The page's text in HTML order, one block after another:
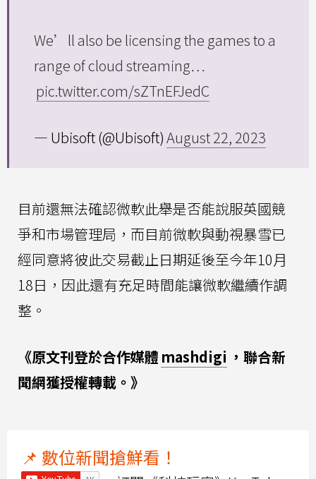
We’ll also be licensing the games to a
range of cloud streaming…
pic.twitter.com/sZTnEFJedC
— Ubisoft (@Ubisoft)August 22, 2023
目前還無法確認微軟此舉是否能說服英國競
爭和市場管理局，而目前微軟與動視暴雪已
經同意將彼此交易截止日期延後至今年10月
18日，因此還有充足時間能讓微軟繼續作調
整。
《原文刊登於合作媒體 mashdigi ，聯合新
聞網獲授權轉載。》
📌 數位新聞搶鮮看！